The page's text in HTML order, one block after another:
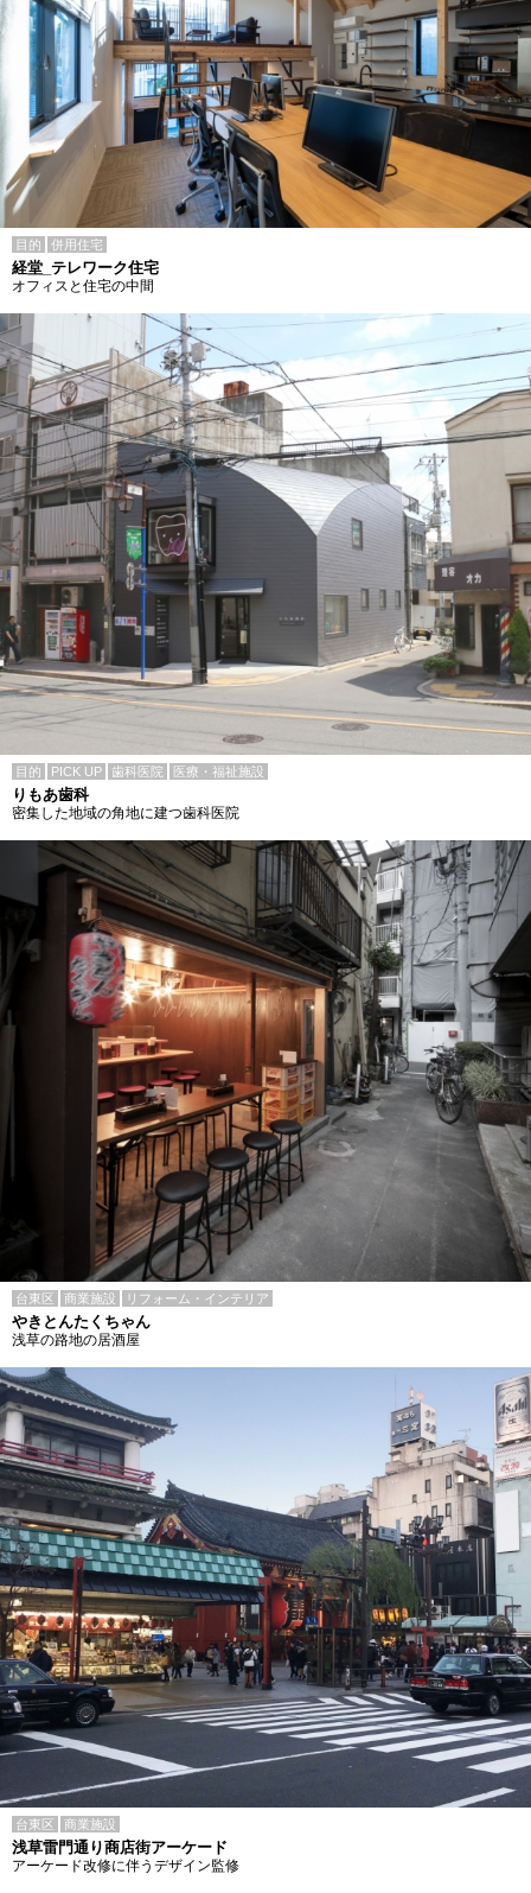
目的 併用住宅
経堂_テレワーク住宅
オフィスと住宅の中間
目的 PICK UP 歯科医院 医療・福祉施設
りもあ歯科
密集した地域の角地に建つ歯科医院
台東区 商業施設 リフォーム・インテリア
やきとんたくちゃん
浅草の路地の居酒屋
台東区 商業施設
浅草雷門通り商店街アーケード
アーケード改修に伴うデザイン監修